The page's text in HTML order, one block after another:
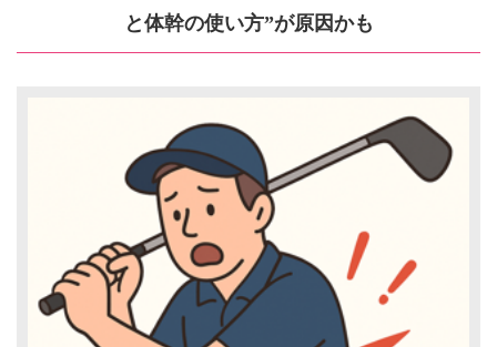
と体幹の使い方”が原因かも